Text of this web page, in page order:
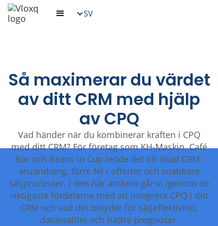
SV
Så maximerar du värdet
av ditt CRM med hjälp
av CPQ
Vad händer när du kombinerar kraften i CPQ
med ditt CRM? För företag som KH-Maskin, Café
Bar och Beans in Cup ledde det till ökad CRM-
användning, färre fel i offerter och snabbare
säljprocesser. I den här artikeln går vi igenom de
viktigaste fördelarna med att integrera CPQ i ditt
CRM och vad det betyder för sälj­effektivitet,
datakvalitet och bättre prognoser.